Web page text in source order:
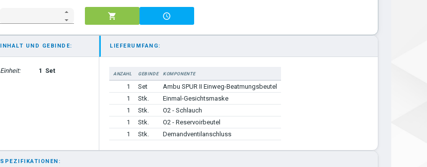
INHALT UND GEBINDE:
Einheit: 1 Set
LIEFERUMFANG:
ANZAHL GEBINDE KOMPONENTE
1
Set
Ambu SPUR II Einweg-Beatmungsbeutel
1
Stk.
Einmal-Gesichtsmaske
1
Stk.
O2 - Schlauch
1
Stk.
O2 - Reservoirbeutel
1
Stk. Demandventilanschluss
SPEZIFIKATIONEN: